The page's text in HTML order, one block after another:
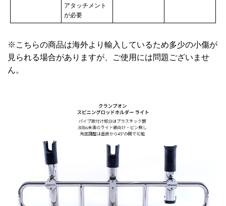
アタッチメント
が必要
※こちらの商品は海外より輸入しているため多少の小傷が
見られる場合がありますが、ご使用には問題ございませ
ん。